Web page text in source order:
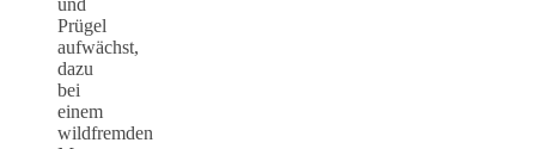
Prügel
aufwächst,
dazu
bei
einem
wildfremden